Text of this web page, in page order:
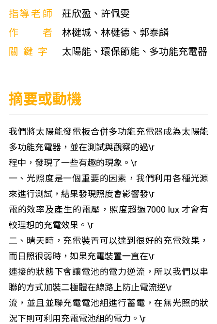
指導老師
莊欣盈、許佩雯
作者
林楗城、林楗德、郭泰麟
關鍵字
太陽能、環保節能、多功能充電器
摘要或動機
我們將太陽能發電板合併多功能充電器成為太陽能
多功能充電器，並在測試與觀察的過\r
程中，發現了一些有趣的現象。\r
一、光照度是一個重要的因素，我們利用各種光源
來進行測試，結果發現照度會影響發\r
電的效率及產生的電壓，照度超過7000 lux 才會有
較理想的充電效果。\r
二、晴天時，充電裝置可以達到很好的充電效果，
而日照很弱時，如果充電裝置一直在\r
連接的狀態下會讓電池的電力逆流，所以我們以串
聯的方式加裝二極體在線路上防止電流逆\r
流，並且並聯充電電池組進行蓄電，在無光照的狀
況下則可利用充電電池組的電力。\r